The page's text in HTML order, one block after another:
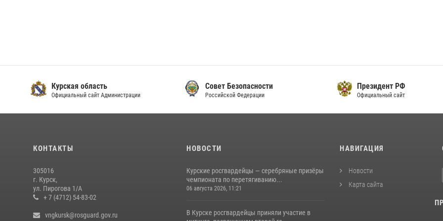
Курская область
Официальный сайт Администрации
Совет Безопасности
Российской Федерации
Президент РФ
Официальный сайт
КОНТАКТЫ
305016
г. Курск,
ул. Пирогова 1/А
+ 7 (4712) 54-83-02
vngkursk@rosguard.gov.ru
НОВОСТИ
Курские росгвардейцы — серебряные призёры
чемпионата по перетягиванию...
06 августа 2026, 11:21
В Курске росгвардейцы приняли участие в
НАВИГАЦИЯ
Новости
Карта сайта